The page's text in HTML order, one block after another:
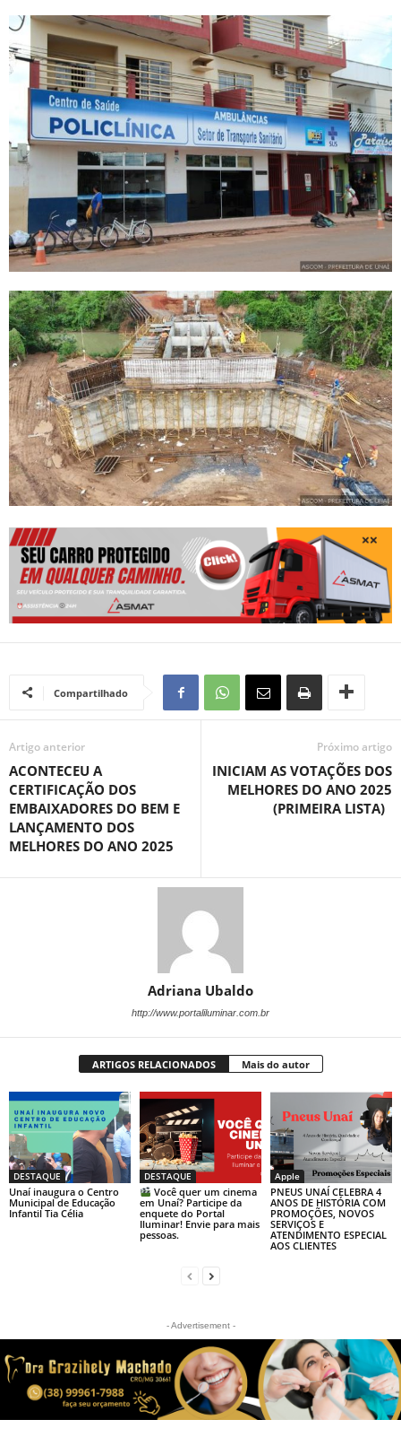
Compartilhado
Artigo anterior
ACONTECEU A
CERTIFICAÇÃO DOS
EMBAIXADORES DO BEM E
LANÇAMENTO DOS
MELHORES DO ANO 2025
Próximo artigo
INICIAM AS VOTAÇÕES DOS
MELHORES DO ANO 2025
(PRIMEIRA LISTA)
Adriana Ubaldo
http://www.portaliluminar.com.br
ARTIGOS RELACIONADOS Mais do autor
DESTAQUE
Unaí inaugura o Centro
Municipal de Educação
Infantil Tia Célia
DESTAQUE
Você quer um cinema
em Unaí? Participe da
enquete do Portal
Iluminar! Envie para mais
pessoas.
Apple
PNEUS UNAÍ CELEBRA 4
ANOS DE HISTÓRIA COM
PROMOÇÕES, NOVOS
SERVIÇOS E
ATENDIMENTO ESPECIAL
AOS CLIENTES
- Advertisement -